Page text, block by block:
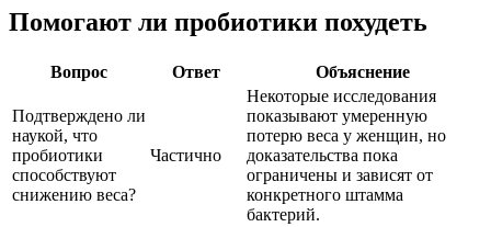
Помогают ли пробиотики похудеть
Вопрос Ответ Объяснение
Подтверждено ли
наукой, что
пробиотики
способствуют
снижению веса?
Частично
Некоторые исследования
показывают умеренную
потерю веса у женщин, но
доказательства пока
ограничены и зависят от
конкретного штамма
бактерий.